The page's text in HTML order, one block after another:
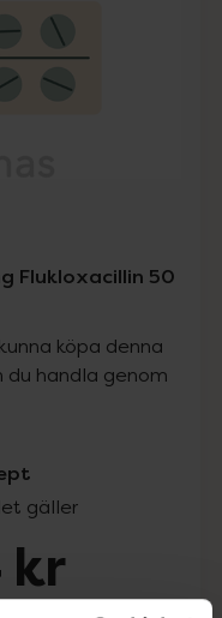
Flukloxacillin 50
köpa denna
du handla genom
gäller
kr